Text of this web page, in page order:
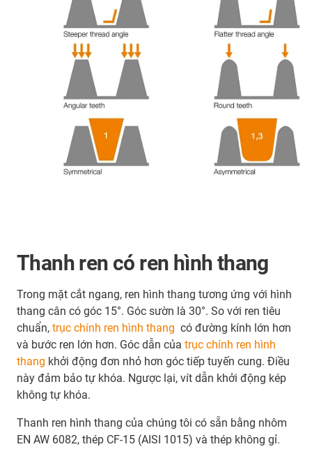
Thanh ren có ren hình thang
Trong mặt cắt ngang, ren hình thang tương ứng với hình
thang cân có góc 15°. Góc sườn là 30°. So với ren tiêu
chuẩn, trục chính ren hình thang có đường kính lớn hơn
và bước ren lớn hơn. Góc dẫn của trục chính ren hình
thang khởi động đơn nhỏ hơn góc tiếp tuyến cung. Điều
này đảm bảo tự khóa. Ngược lại, vít dẫn khởi động kép
không tự khóa.
Thanh ren hình thang của chúng tôi có sẵn bằng nhôm
EN AW 6082, thép CF-15 (AISI 1015) và thép không gỉ.